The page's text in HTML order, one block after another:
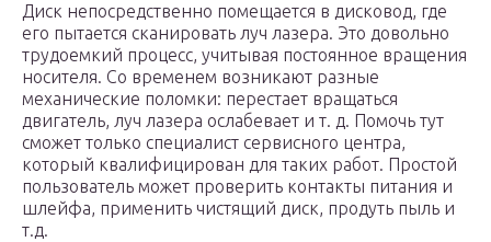
Диск непосредственно помещается в дисковод, где
его пытается сканировать луч лазера. Это довольно
трудоемкий процесс, учитывая постоянное вращения
носителя. Со временем возникают разные
механические поломки: перестает вращаться
двигатель, луч лазера ослабевает и т. д. Помочь тут
сможет только специалист сервисного центра,
который квалифицирован для таких работ. Простой
пользователь может проверить контакты питания и
шлейфа, применить чистящий диск, продуть пыль и
т.д.